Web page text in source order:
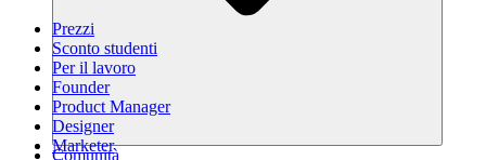
Comunità
Prezzi
Sconto studenti
Per il lavoro
Founder
Product Manager
Designer
Marketer